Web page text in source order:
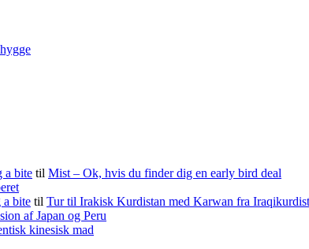
a bite til Mist – Ok, hvis du finder dig en early bird deal
a bite til Tur til Irakisk Kurdistan med Karwan fra
af Japan og Peru
kinesisk mad